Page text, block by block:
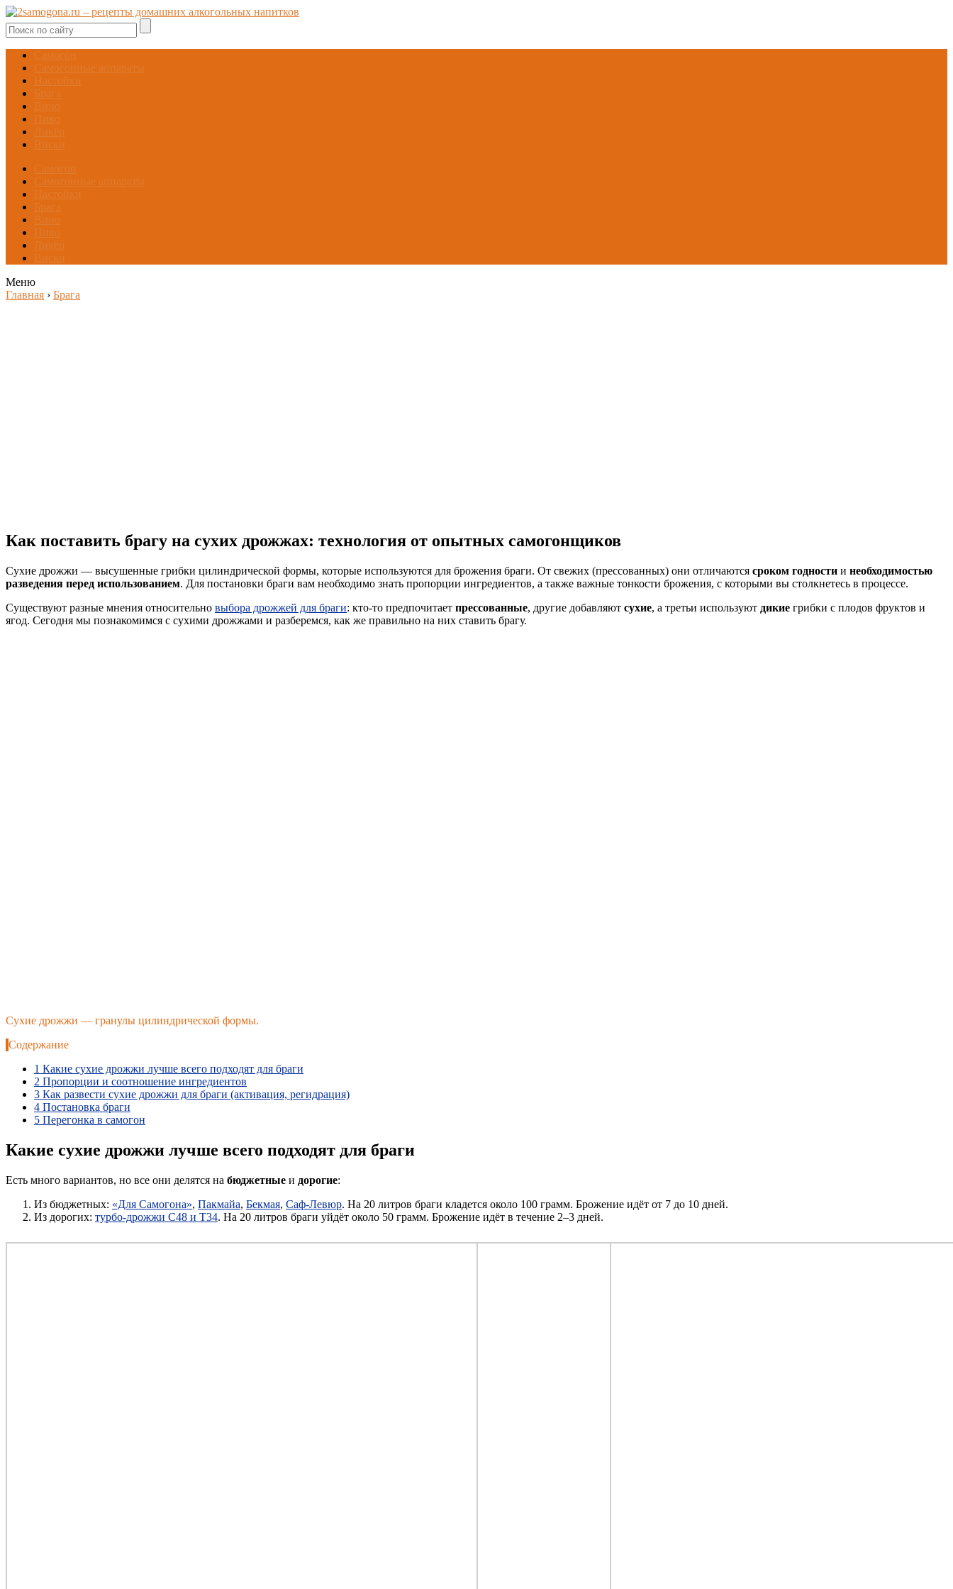
Самогон
Самогонные аппараты
Настойки
Брага
Вино
Пиво
Ликёр
Виски
Самогон
Самогонные аппараты
Настойки
Брага
Вино
Пиво
Ликёр
Виски
Меню
Главная › Брага
Как поставить брагу на сухих дрожжах: технология от опытных самогонщиков
Сухие дрожжи — высушенные грибки цилиндрической формы, которые используются для брожения браги. От свежих (прессованных) они отличаются сроком годности и необходимостью
разведения перед использованием. Для постановки браги вам необходимо знать пропорции ингредиентов, а также важные тонкости брожения, с которыми вы столкнетесь в процессе.
Существуют разные мнения относительно выбора дрожжей для браги: кто-то предпочитает прессованные, другие добавляют сухие, а третьи используют дикие грибки с плодов фруктов и
ягод. Сегодня мы познакомимся с сухими дрожжами и разберемся, как же правильно на них ставить брагу.
Сухие дрожжи — гранулы цилиндрической формы.
Содержание
1 Какие сухие дрожжи лучше всего подходят для браги
2 Пропорции и соотношение ингредиентов
3 Как развести сухие дрожжи для браги (активация, регидрация)
4 Постановка браги
5 Перегонка в самогон
Какие сухие дрожжи лучше всего подходят для браги
Есть много вариантов, но все они делятся на бюджетные и дорогие:
Из бюджетных: «Для Самогона», Пакмайа, Бекмая, Саф-Левюр. На 20 литров браги кладется около 100 грамм. Брожение идёт от 7 до 10 дней.
Из дорогих: турбо-дрожжи С48 и Т34. На 20 литров браги уйдёт около 50 грамм. Брожение идёт в течение 2–3 дней.